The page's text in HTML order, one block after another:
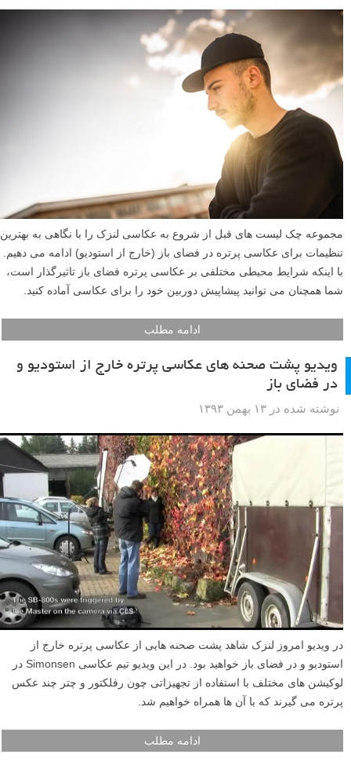
مجموعه چک لیست های قبل از شروع به عکاسی لنزک را با نگاهی به بهترین
تنظیمات برای عکاسی پرتره در فضای باز (خارج از استودیو) ادامه می دهیم.
با اینکه شرایط محیطی مختلفی بر عکاسی پرتره فضای باز تاثیرگذار است،
شما همچنان می توانید پیشاپیش دوربین خود را برای عکاسی آماده کنید.
ادامه مطلب
ویدیو پشت صحنه های عکاسی پرتره خارج از استودیو و
در فضای باز
نوشته شده در ۱۳ بهمن ۱۳۹۳
در ویدیو امروز لنزک شاهد پشت صحنه هایی از عکاسی پرتره خارج از
استودیو و در فضای باز خواهید بود. در این ویدیو تیم عکاسی Simonsen در
لوکیشن های مختلف با استفاده از تجهیزاتی چون رفلکتور و چتر چند عکس
پرتره می گیرند که با آن ها همراه خواهیم شد.
ادامه مطلب